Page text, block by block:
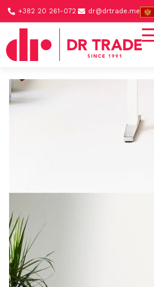
+382 20 261-072 dr@drtrade.me